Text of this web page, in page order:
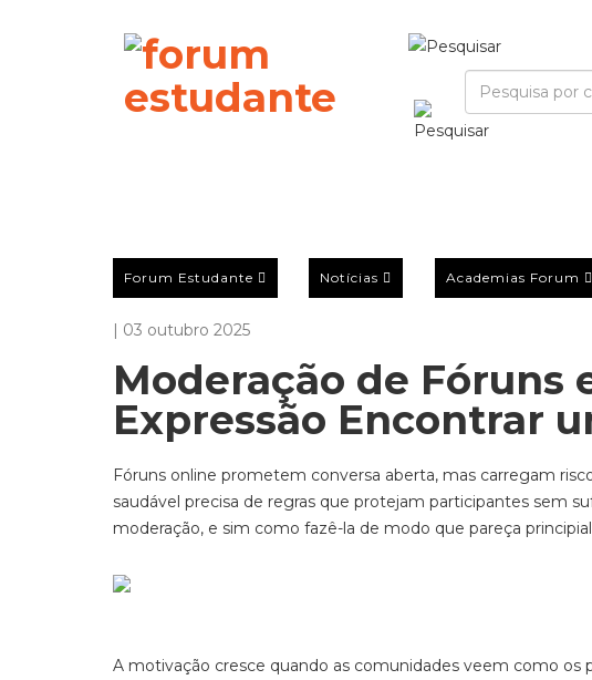
Forum Estudante Notícias Academias Forum
| 03 outubro 2025
Moderação de Fóruns
Expressão Encontrar
Fóruns online prometem conversa aberta, mas carregam
saudável precisa de regras que protejam participantes sem
moderação, e sim como fazê-la de modo que pareça
A motivação cresce quando as comunidades veem como os